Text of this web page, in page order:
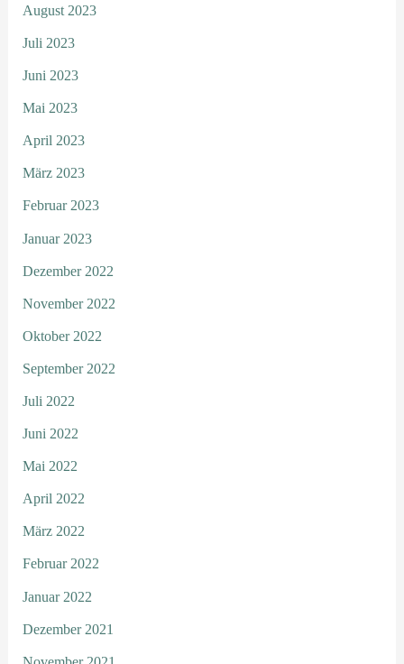
August 2023
Juli 2023
Juni 2023
Mai 2023
April 2023
März 2023
Februar 2023
Januar 2023
Dezember 2022
November 2022
Oktober 2022
September 2022
Juli 2022
Juni 2022
Mai 2022
April 2022
März 2022
Februar 2022
Januar 2022
Dezember 2021